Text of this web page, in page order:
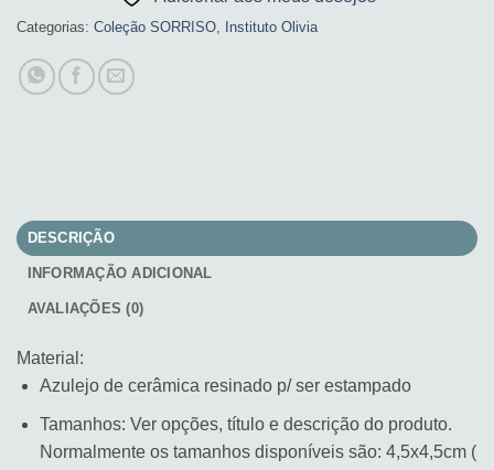
Categorias: Coleção SORRISO, Instituto Olivia
DESCRIÇÃO
INFORMAÇÃO ADICIONAL
AVALIAÇÕES (0)
Material:
Azulejo de cerâmica resinado p/ ser estampado
Tamanhos: Ver opções, título e descrição do produto.
Normalmente os tamanhos disponíveis são: 4,5x4,5cm (